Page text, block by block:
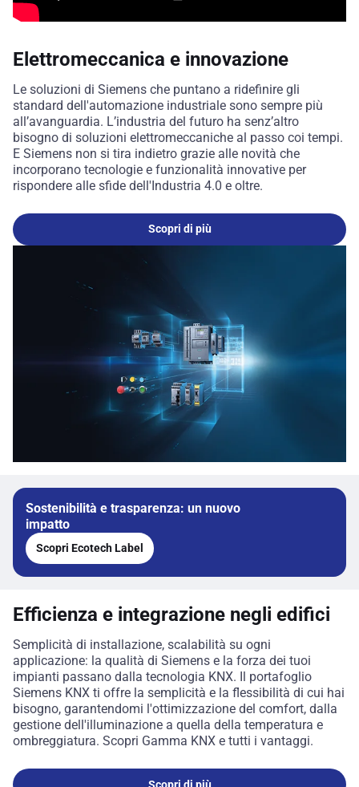
Elettromeccanica e innovazione
Le soluzioni di Siemens che puntano a ridefinire gli
standard dell'automazione industriale sono sempre più
all’avanguardia. L’industria del futuro ha senz’altro
bisogno di soluzioni elettromeccaniche al passo coi tempi.
E Siemens non si tira indietro grazie alle novità che
incorporano tecnologie e funzionalità innovative per
rispondere alle sfide dell'Industria 4.0 e oltre.
Scopri di più
Sostenibilità e trasparenza: un nuovo
impatto
Scopri Ecotech Label
Efficienza e integrazione negli edifici
Semplicità di installazione, scalabilità su ogni
applicazione: la qualità di Siemens e la forza dei tuoi
impianti passano dalla tecnologia KNX. Il portafoglio
Siemens KNX ti offre la semplicità e la flessibilità di cui hai
bisogno, garantendomi l'ottimizzazione del comfort, dalla
gestione dell'illuminazione a quella della temperatura e
ombreggiatura. Scopri Gamma KNX e tutti i vantaggi.
Scopri di più